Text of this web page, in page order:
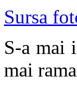
Sursa
S-a mai
mai